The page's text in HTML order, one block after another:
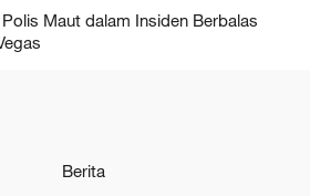
Maut dalam Insiden Berbalas
Berita